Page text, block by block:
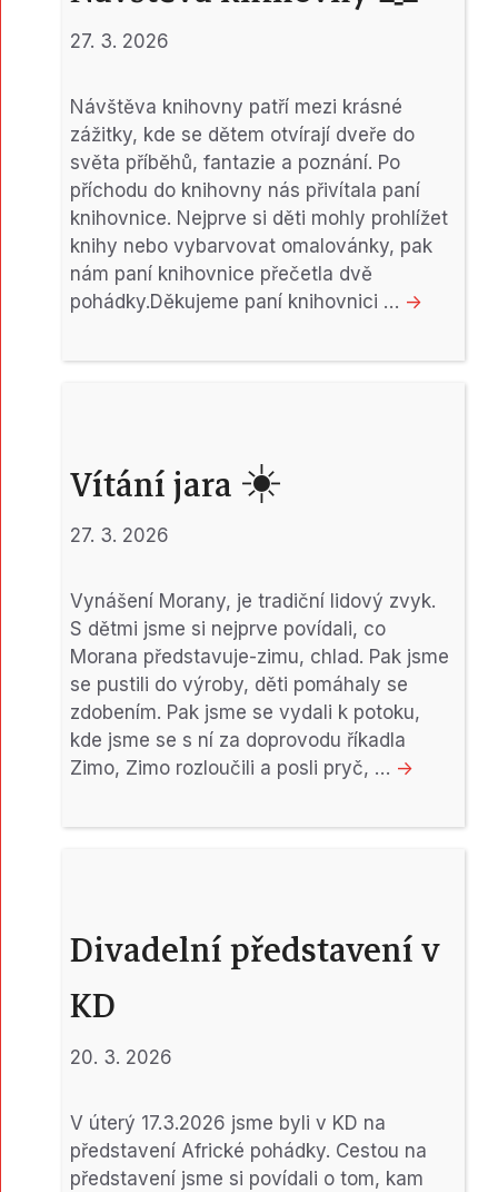
27. 3. 2026
Návštěva knihovny patří mezi krásné
zážitky, kde se dětem otvírají dveře do
světa příběhů, fantazie a poznání. Po
příchodu do knihovny nás přivítala paní
knihovnice. Nejprve si děti mohly prohlížet
knihy nebo vybarvovat omalovánky, pak
nám paní knihovnice přečetla dvě
pohádky.Děkujeme paní knihovnici … ->
Vítání jara ☀️
27. 3. 2026
Vynášení Morany, je tradiční lidový zvyk.
S dětmi jsme si nejprve povídali, co
Morana představuje-zimu, chlad. Pak jsme
se pustili do výroby, děti pomáhaly se
zdobením. Pak jsme se vydali k potoku,
kde jsme se s ní za doprovodu říkadla
Zimo, Zimo rozloučili a posli pryč, … ->
Divadelní představení v
KD
20. 3. 2026
V úterý 17.3.2026 jsme byli v KD na
představení Africké pohádky. Cestou na
představení jsme si povídali o tom, kam